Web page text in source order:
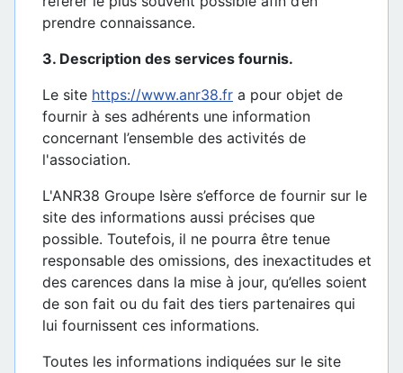
prendre connaissance.
3. Description des services fournis.
Le site https://www.anr38.fr a pour objet de
fournir à ses adhérents une information
concernant l’ensemble des activités de
l'association.
L'ANR38 Groupe Isère s’efforce de fournir sur le
site des informations aussi précises que
possible. Toutefois, il ne pourra être tenue
responsable des omissions, des inexactitudes et
des carences dans la mise à jour, qu’elles soient
de son fait ou du fait des tiers partenaires qui
lui fournissent ces informations.
Toutes les informations indiquées sur le site